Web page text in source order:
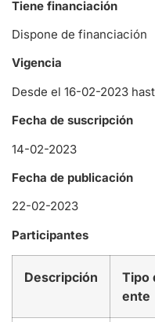
Tiene financiación
Dispone de financiación
Vigencia
Desde el 16-02-2023
Fecha de suscripción
14-02-2023
Fecha de publicación
22-02-2023
Participantes
Descripción
Tipo
ente